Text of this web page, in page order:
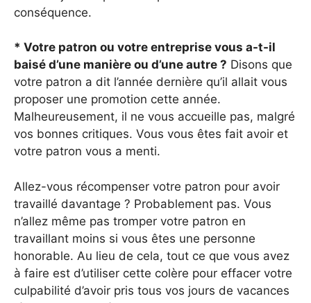
conséquence.
* Votre patron ou votre entreprise vous a-t-il
baisé d’une manière ou d’une autre ? Disons que
votre patron a dit l’année dernière qu’il allait vous
proposer une promotion cette année.
Malheureusement, il ne vous accueille pas, malgré
vos bonnes critiques. Vous vous êtes fait avoir et
votre patron vous a menti.
Allez-vous récompenser votre patron pour avoir
travaillé davantage ? Probablement pas. Vous
n’allez même pas tromper votre patron en
travaillant moins si vous êtes une personne
honorable. Au lieu de cela, tout ce que vous avez
à faire est d’utiliser cette colère pour effacer votre
culpabilité d’avoir pris tous vos jours de vacances